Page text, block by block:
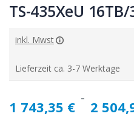
to
the
of
images
gallery
TS-435XeU
inkl. Mwst
Lieferzeit ca. 3-7 Werktage
1 743,35 € 2